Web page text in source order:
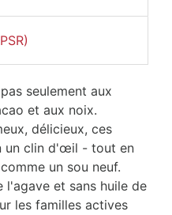
seulement aux
et aux noix.
délicieux, ces
un clin d'œil - tout en
un sou neuf.
l'agave et sans huile de
les familles actives